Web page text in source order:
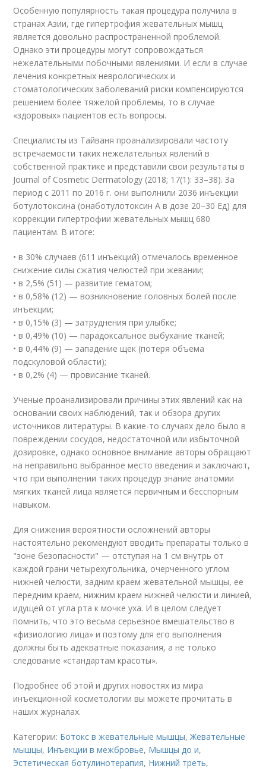
Особенную популярность такая процедура получила в
странах Азии, где гипертрофия жевательных мышц
является довольно распространенной проблемой.
Однако эти процедуры могут сопровождаться
нежелательными побочными явлениями. И если в случае
лечения конкретных неврологических и
стоматологических заболеваний риски компенсируются
решением более тяжелой проблемы, то в случае
«здоровых» пациентов есть вопросы.
Специалисты из Тайваня проанализировали частоту
встречаемости таких нежелательных явлений в
собственной практике и представили свои результаты в
Journal of Cosmetic Dermatology (2018; 17(1): 33–38). За
период с 2011 по 2016 г. они выполнили 2036 инъекции
ботулотоксина (онаботулотоксин А в дозе 20–30 Ед) для
коррекции гипертрофии жевательных мышц 680
пациентам. В итоге:
• в 30% случаев (611 инъекций) отмечалось временное
снижение силы сжатия челюстей при жевании;
• в 2,5% (51) — развитие гематом;
• в 0,58% (12) — возникновение головных болей после
инъекции;
• в 0,15% (3) — затруднения при улыбке;
• в 0,49% (10) — парадоксальное выбухание тканей;
• в 0,44% (9) — западение щек (потеря объема
подскуловой области);
• в 0,2% (4) — провисание тканей.
Ученые проанализировали причины этих явлений как на
основании своих наблюдений, так и обзора других
источников литературы. В какие-то случаях дело было в
повреждении сосудов, недостаточной или избыточной
дозировке, однако основное внимание авторы обращают
на неправильно выбранное место введения и заключают,
что при выполнении таких процедур знание анатомии
мягких тканей лица является первичным и бесспорным
навыком.
Для снижения вероятности осложнений авторы
настоятельно рекомендуют вводить препараты только в
"зоне безопасности" — отступая на 1 см внутрь от
каждой грани четырехугольника, очерченного углом
нижней челюсти, задним краем жевательной мышцы, ее
передним краем, нижним краем нижней челюсти и линией,
идущей от угла рта к мочке уха. И в целом следует
помнить, что это весьма серьезное вмешательство в
«физиологию лица» и поэтому для его выполнения
должны быть адекватные показания, а не только
следование «стандартам красоты».
Подробнее об этой и других новостях из мира
инъекционной косметологии вы можете прочитать в
наших журналах.
Категории: Ботокс в жевательные мышцы,Жевательные
мышцы, Инъекции в межбровье, Мышцы до и,
Эстетическая ботулинотерапия, Нижний треть,